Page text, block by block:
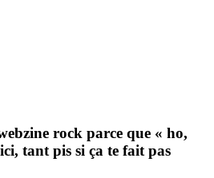
rock parce que « ho,
tant pis si ça te fait pas